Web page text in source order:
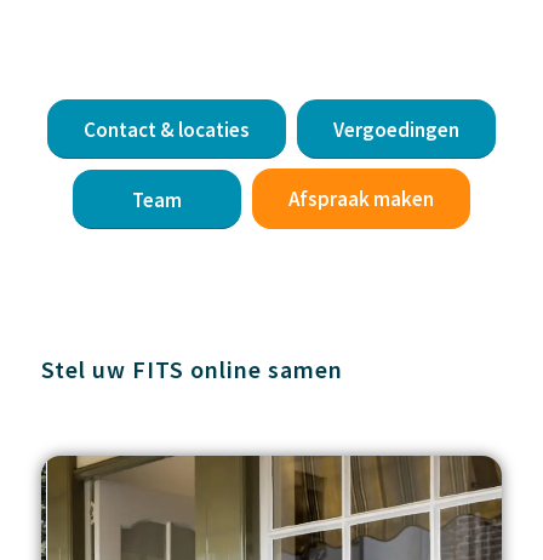
Contact & locaties Vergoedingen
Team Afspraak maken
Stel uw FITS online samen